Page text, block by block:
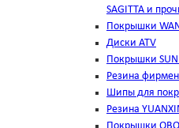
SAGITTA и
Покрышки
Диски ATV
Покрышки
Резина
Шипы для
Резина